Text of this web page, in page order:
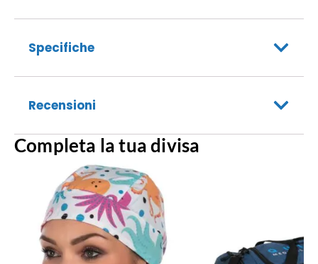
Specifiche
Recensioni
Completa la tua divisa